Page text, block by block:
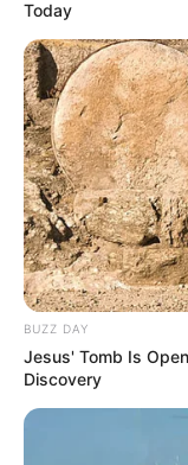
Today
BUZZ DAY
Jesus' Tomb Is
Discovery